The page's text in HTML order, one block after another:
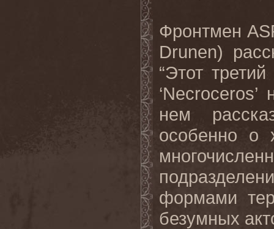
Фронтмен
Drunen)
“Этот
нем
особенно о
формами
безумных